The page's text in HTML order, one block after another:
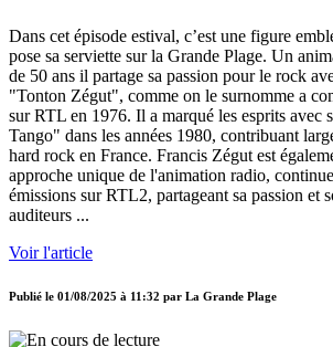
Dans cet épisode estival, c’est une figure
pose sa serviette sur la Grande Plage. Un
de 50 ans il partage sa passion pour le rock
"Tonton Zégut", comme on le surnomme a
sur RTL en 1976. Il a marqué les esprits avec
Tango" dans les années 1980, contribuant
hard rock en France. Francis Zégut est
approche unique de l'animation radio,
émissions sur RTL2, partageant sa passion et
auditeurs ...
Voir l'article
Publié le 01/08/2025 à 11:32 par La Grande Plage